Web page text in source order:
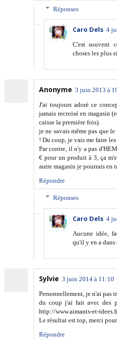
Réponses
Caro Dels 4
C'est souvent
choses les plus
Anonyme 3 juin 2013 à
J'ai toujours adoré ce
jamais recroisé en magasin
caisse la première fois).
je ne savais même pas que
! Du coup, je vais me faire
Par contre, il n'y a pas
€ pour un produit à 3, ça
autre magasin je pourrais en
Répondre
Réponses
Caro Dels 4
Aucune idée,
qu'il y en a dans
Sylvie 3 juin 2014 à 11:10
Personnellement, je n'ai pas
du coup j'ai fait avec des
http://www.aimants-et-
Le résultat est top, merci
Répondre